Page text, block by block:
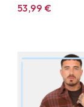
53,99€